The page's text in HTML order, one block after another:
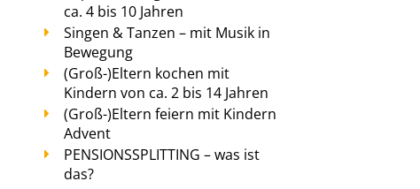
ca. 4 bis 10 Jahren
Singen & Tanzen – mit Musik in
Bewegung
(Groß-)Eltern kochen mit
Kindern von ca. 2 bis 14 Jahren
(Groß-)Eltern feiern mit Kindern
Advent
PENSIONSSPLITTING – was ist
das?